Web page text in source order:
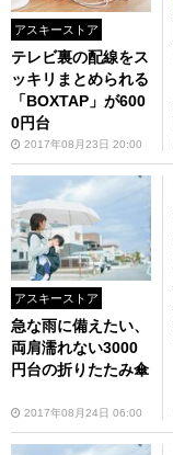
アスキーストア
テレビ裏の配線をス
ッキリまとめられる
「BOXTAP」が600
0円台
2017年08月23日 20:00
アスキーストア
急な雨に備えたい、
両肩濡れない3000
円台の折りたたみ傘
2017年08月24日 06:00